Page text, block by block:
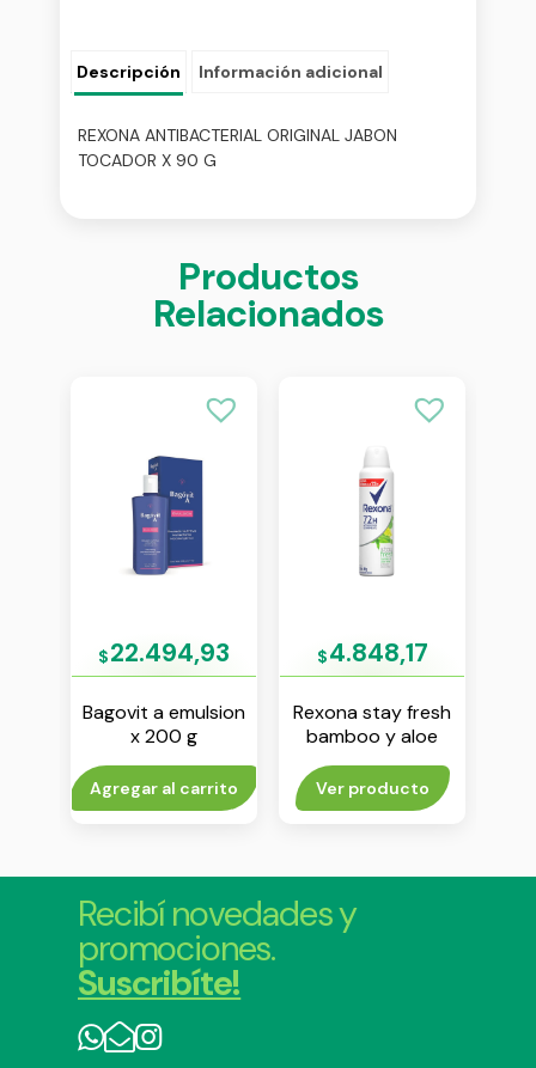
Descripción Información adicional
REXONA ANTIBACTERIAL ORIGINAL JABON
TOCADOR X 90 G
Productos
Relacionados
$22.494,93
Bagovit a emulsion
x 200 g
Agregar al carrito
$4.848,17
Rexona stay fresh
bamboo y aloe
antitranspirante en
aerosol x 150 ml
Ver producto
Recibí novedades y
promociones.
Suscribíte!